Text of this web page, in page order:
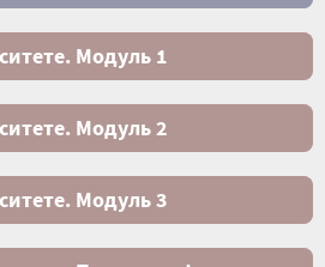
Модуль 1
Модуль 2
Модуль 3